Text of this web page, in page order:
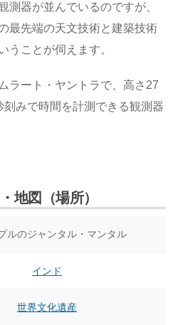
測器が並んでいるのですが、
最先端の天文技術と建築技術
うことが伺えます。
ラート・ヤントラで、高さ27
みで時間を計測できる観測器
地図（場所）
ルのジャンタル・マンタル
インド
世界文化遺産